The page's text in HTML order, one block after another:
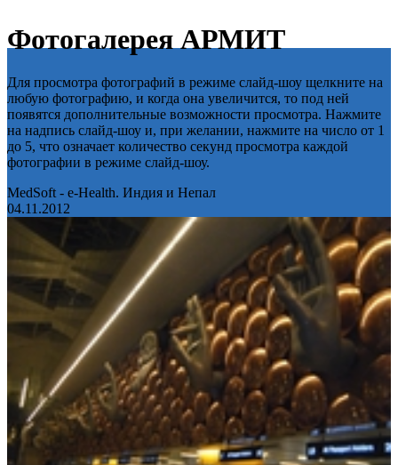
Фотогалерея АРМИТ
Для просмотра фотографий в режиме слайд-шоу щелкните на
любую фотографию, и когда она увеличится, то под ней
появятся дополнительные возможности просмотра. Нажмите
на надпись слайд-шоу и, при желании, нажмите на число от 1
до 5, что означает количество секунд просмотра каждой
фотографии в режиме слайд-шоу.
MedSoft - e-Health. Индия и Непал
04.11.2012